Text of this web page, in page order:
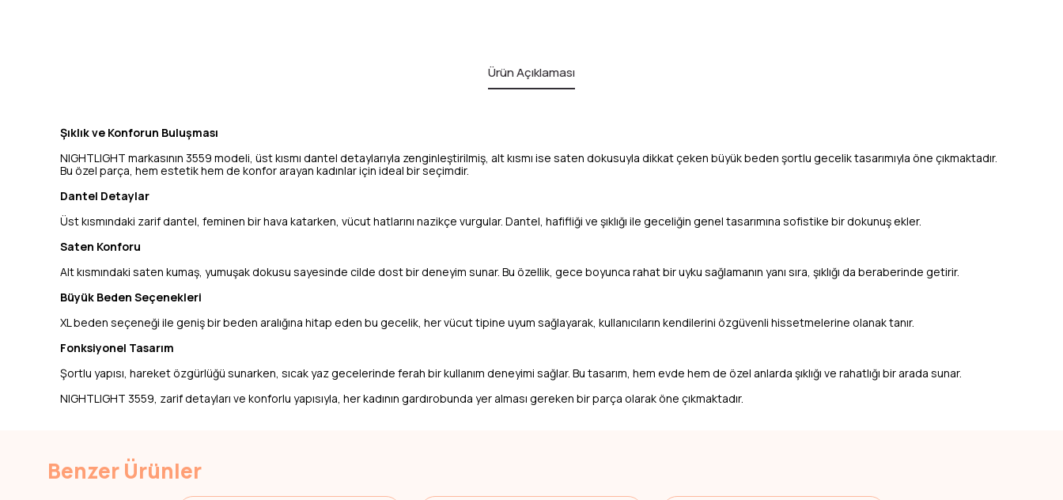
Ürün Açıklaması
Şıklık ve Konforun Buluşması
NIGHTLIGHT markasının 3559 modeli, üst kısmı dantel detaylarıyla zenginleştirilmiş, alt kısmı ise saten dokusuyla dikkat çeken büyük beden şortlu gecelik tasarımıyla öne çıkmaktadır.
Bu özel parça, hem estetik hem de konfor arayan kadınlar için ideal bir seçimdir.
Dantel Detaylar
Üst kısmındaki zarif dantel, feminen bir hava katarken, vücut hatlarını nazikçe vurgular. Dantel, hafifliği ve şıklığı ile geceliğin genel tasarımına sofistike bir dokunuş ekler.
Saten Konforu
Alt kısmındaki saten kumaş, yumuşak dokusu sayesinde cilde dost bir deneyim sunar. Bu özellik, gece boyunca rahat bir uyku sağlamanın yanı sıra, şıklığı da beraberinde getirir.
Büyük Beden Seçenekleri
XL beden seçeneği ile geniş bir beden aralığına hitap eden bu gecelik, her vücut tipine uyum sağlayarak, kullanıcıların kendilerini özgüvenli hissetmelerine olanak tanır.
Fonksiyonel Tasarım
Şortlu yapısı, hareket özgürlüğü sunarken, sıcak yaz gecelerinde ferah bir kullanım deneyimi sağlar. Bu tasarım, hem evde hem de özel anlarda şıklığı ve rahatlığı bir arada sunar.
NIGHTLIGHT 3559, zarif detayları ve konforlu yapısıyla, her kadının gardırobunda yer alması gereken bir parça olarak öne çıkmaktadır.
Benzer Ürünler